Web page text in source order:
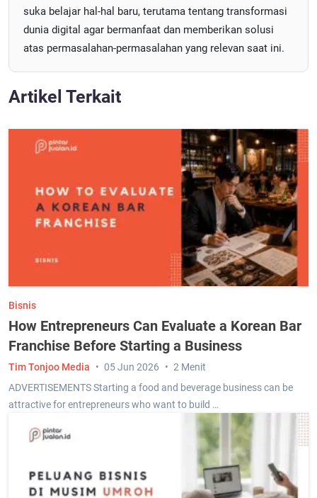
suka belajar hal-hal baru, terutama tentang transformasi
dunia digital agar bermanfaat dan memberikan solusi
atas permasalahan-permasalahan yang relevan saat ini.
Artikel Terkait
Bisnis
How Entrepreneurs Can Evaluate a Korean Bar
Franchise Before Starting a Business
ADVERTISEMENTS Starting a food and beverage business can be
attractive for entrepreneurs who want to build …
Tim Tonjoo Media 05 Jun 2026 2 Menit